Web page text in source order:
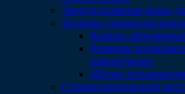
Твердосплавные боры
Полиры
Камень
Резинки
наконечника
Щетки
Стоматологический